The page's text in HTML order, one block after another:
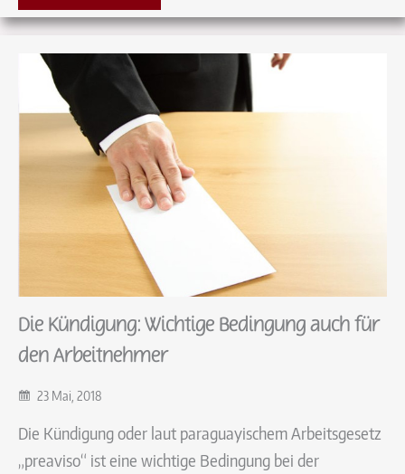
Die Kündigung: Wichtige Bedingung auch für
den Arbeitnehmer
23 Mai, 2018
Die Kündigung oder laut paraguayischem Arbeitsgesetz
„preaviso“ ist eine wichtige Bedingung bei der